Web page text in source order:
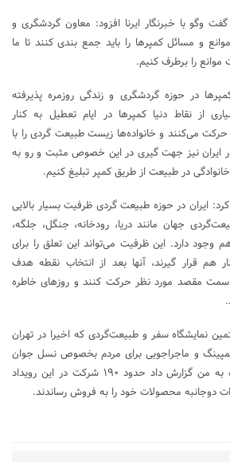
وگو با خبرنگار ایرنا افزود: معاون گردشگری و
و مسائل کمپرها را باید جمع بندی کنند تا ما
موانع را برطرف کنیم.
در حوزه گردشگری و زندگی روزمره پذیرفته
از نقاط دنیا کمپرها در ایام تعطیل به کنار
می‌کنند و خانواده‌ها زیست طبیعت گردی را با
ایران نیز جهت گیری در این خصوص مثبت و رو به
در طبیعت از طریق کمپر تبلیغ کنیم.
ایران در حوزه طبیعت گردی ظرفیت بسیار بالایی
جهان مانند دریا، رودخانه، جنگل، جلگه،
دارد. این ظرفیت می‌تواند این تعلق را برای
هم قرار گیرند، آنها بعد از انتخاب نقطه هدف
سمت مقصد مورد نظر حرکت کنند و روزهای خاطره
نمایشگاه سفر و طبیعت‌گردی که اخیرا در تهران
و ماجراجویی برای مردم بخصوص نسل جوان
جذاب است‌. مدیر نمایشگاه به من گزارش داد حدود ۱۹۰ شرکت در این رویداد
دوجانبه محصولات خود را به فروش رساندند.